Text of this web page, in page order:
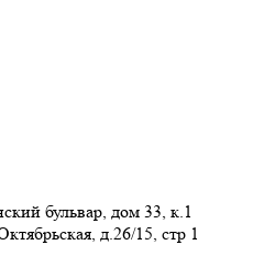
бульвар, дом 33, к.1
д.26/15, стр 1